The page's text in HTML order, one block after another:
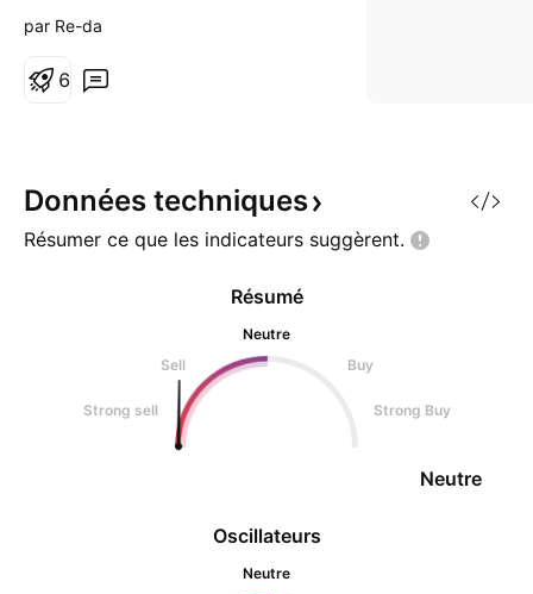
surveiller. cette analyse n'est pas
marchés financiers comportent
toujours vos propre
par Re-da
6
Données techniques
Résumer ce que les indicateurs suggèrent.
Oscillateurs
Neutre
Résumé
Neutre
Sell
Buy
Strong sell Strong Buy
Neutre